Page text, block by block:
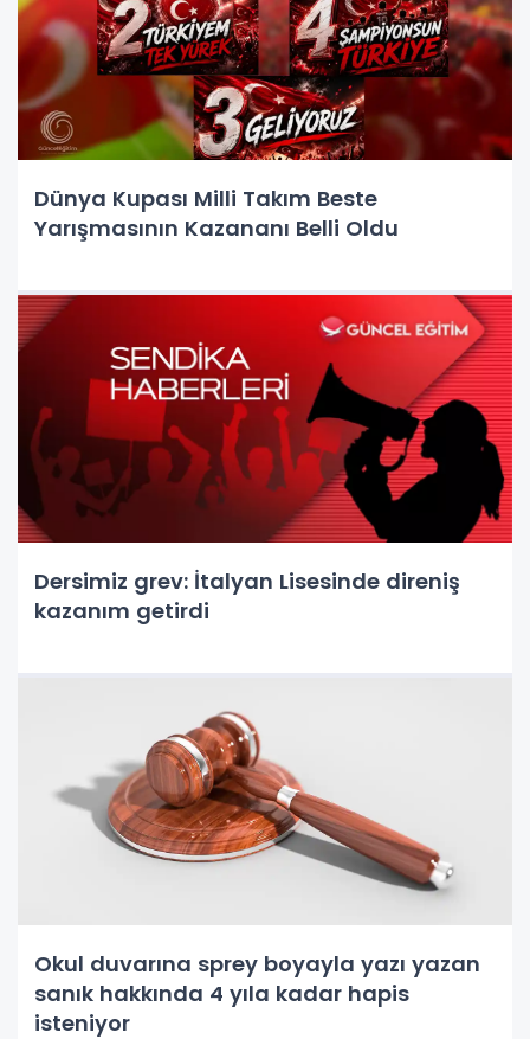
Dünya Kupası Milli Takım Beste
Yarışmasının Kazananı Belli Oldu
Dersimiz grev: İtalyan Lisesinde direniş
kazanım getirdi
Okul duvarına sprey boyayla yazı yazan
sanık hakkında 4 yıla kadar hapis
isteniyor